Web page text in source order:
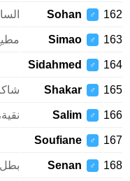
♂
Sohan
♂
Simao مطيع
♂
Sidahmed
♂
Shakar شاكر
♂
Salim نقية،
♂
Soufiane
♂
Senan بطل